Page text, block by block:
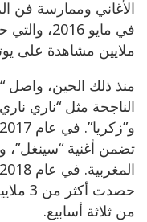
الأغاني وممارسة فن
ملايين مشاهدة على
منذ ذلك الحين، واصل
تضمن أغنية
حصدت
من ثلاثة أسابيع.